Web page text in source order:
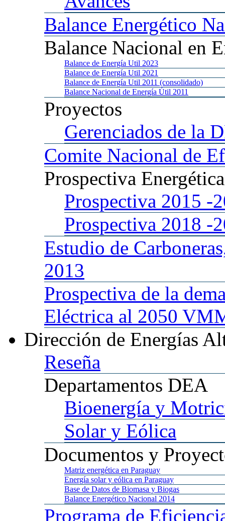
Balance Energético
Balance Nacional en
Balance de Energía Util 2023
Balance de Energía Util 2021
Balance de Energía Util 2011 (consolidado)
Balance Nacional de Energía Útil 2011
Proyectos
Gerenciados de la
Comite Nacional de
Prospectiva
Prospectiva 2015 -
Prospectiva 2018 -
Estudio de
2013
Prospectiva de la
Eléctrica al 2050
Dirección de Energías
Reseña
Departamentos DEA
Bioenergía y
Solar y Eólica
Documentos y
Matriz energética en Paraguay
Energía solar y eólica en Paraguay
Base de Datos de Biomasa y Biogas
Balance Energético Nacional 2014
Programa de